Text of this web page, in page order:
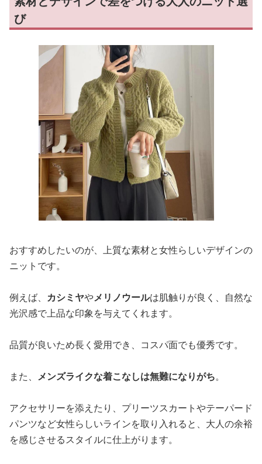
び
おすすめしたいのが、上質な素材と女性らしいデザインの
ニットです。
例えば、 カシミヤやメリノウールは肌触りが良く、自然な
光沢感で上品な印象を与えてくれます。
品質が良いため長く愛用でき、コスパ面でも優秀です。
また、 メンズライクな着こなしは無難になりがち。
アクセサリーを添えたり、プリーツスカートやテーパード
パンツなど女性らしいラインを取り入れると、大人の余裕
を感じさせるスタイルに仕上がります。